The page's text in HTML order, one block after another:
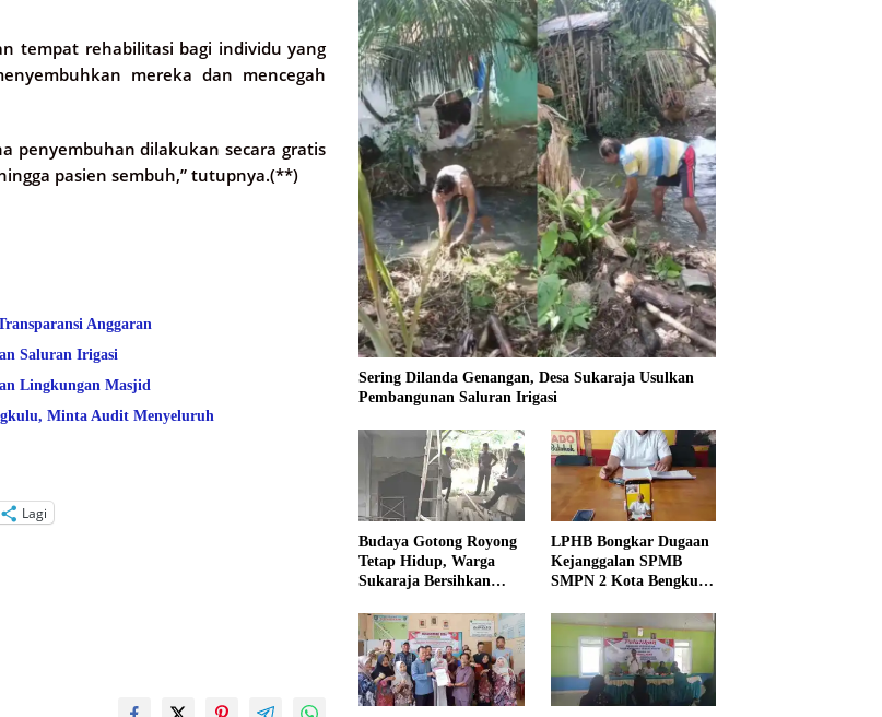
tempat rehabilitasi bagi individu yang
mereka dan mencegah
penyembuhan dilakukan secara gratis
pasien sembuh,” tutupnya.(**)
Anggaran
Saluran Irigasi
Lingkungan Masjid
Minta Audit Menyeluruh
Lagi
Sering Dilanda Genangan, Desa Sukaraja Usulkan
Pembangunan Saluran Irigasi
Budaya Gotong Royong
Tetap Hidup, Warga
Sukaraja Bersihkan
LPHB Bongkar Dugaan
Kejanggalan SPMB
SMPN 2 Kota Bengkulu,
Menyeluruh